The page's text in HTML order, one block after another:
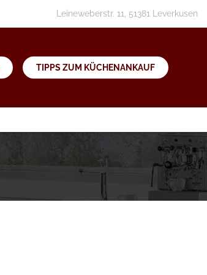
Leineweberstr. 11, 51381 Leverkusen
TIPPS ZUM KÜCHENANKAUF